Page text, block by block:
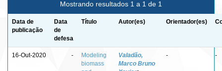
Mostrando resultados 1 a 1 de 1
Data de
publicação
Data
de
defesa
Título Autor(es) Orientador(es)
16-Out-2020 -
Modeling
biomass
Valadão,
Marco Bruno
- -